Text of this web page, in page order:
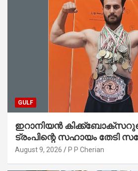
GULF
ഇറാനിയൻ
ട്രംപിന്റെ സഹായം തേടി
August 9, 2026 P P Cherian